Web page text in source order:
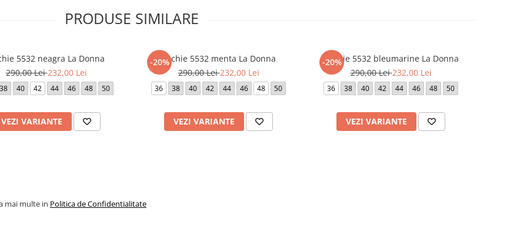
PRODUSE SIMILARE
5532 neagra La Donna
290,00 Lei232,00 Lei
38 40 42 44 46 48 50
VEZI VARIANTE
-20%Rochie 5532 menta La Donna
290,00 Lei232,00 Lei
36 38 40 42 44 46 48 50
VEZI VARIANTE
-20%
Rochie 5532 bleumarine La Donna
290,00 Lei232,00 Lei
36 38 40 42 44 46 48 50
VEZI VARIANTE
mai multe in Politica de Confidentialitate